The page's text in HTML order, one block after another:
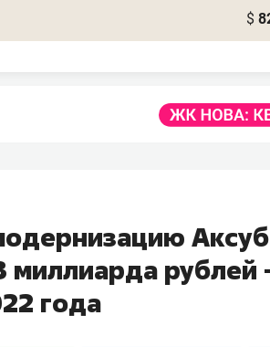
$
миллиарда рублей
года